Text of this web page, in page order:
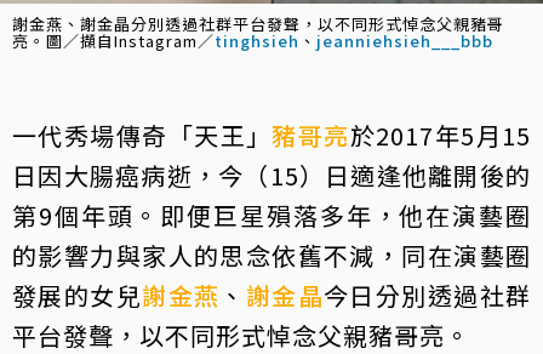
謝金燕、謝金晶分別透過社群平台發聲，以不同形式悼念父親豬哥
亮。圖／擷自Instagram／tinghsieh 、 jeanniehsieh___bbb
一代秀場傳奇「天王」豬哥亮於2017年5月15
日因大腸癌病逝，今（15）日適逢他離開後的
第9個年頭。即便巨星殞落多年，他在演藝圈
的影響力與家人的思念依舊不減，同在演藝圈
發展的女兒謝金燕 、 謝金晶今日分別透過社群
平台發聲，以不同形式悼念父親豬哥亮。